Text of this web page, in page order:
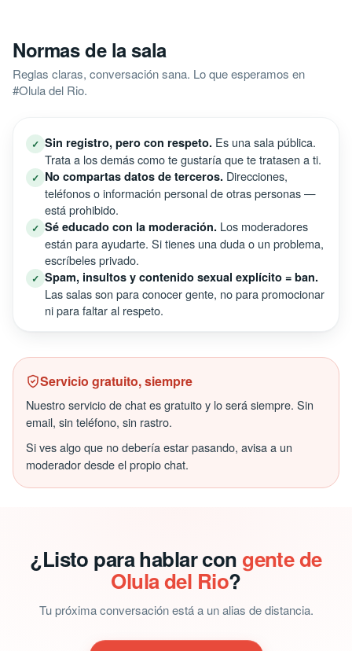
Normas de la sala
Reglas claras, conversación sana. Lo que esperamos en
#Olula del Rio.
✓ Sin registro, pero con respeto. Es una sala pública.
Trata a los demás como te gustaría que te tratasen a ti.
✓ No compartas datos de terceros. Direcciones,
teléfonos o información personal de otras personas —
está prohibido.
✓ Sé educado con la moderación. Los moderadores
están para ayudarte. Si tienes una duda o un problema,
escríbeles privado.
✓ Spam, insultos y contenido sexual explícito = ban.
Las salas son para conocer gente, no para promocionar
ni para faltar al respeto.
Servicio gratuito, siempre
Nuestro servicio de chat es gratuito y lo será siempre. Sin
email, sin teléfono, sin rastro.
Si ves algo que no debería estar pasando, avisa a un
moderador desde el propio chat.
¿Listo para hablar con gente de
Olula del Rio?
Tu próxima conversación está a un alias de distancia.